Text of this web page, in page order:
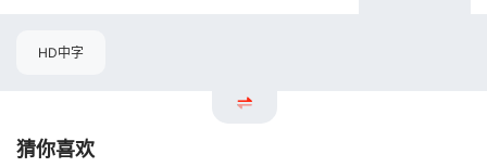
HD中字
猜你喜欢